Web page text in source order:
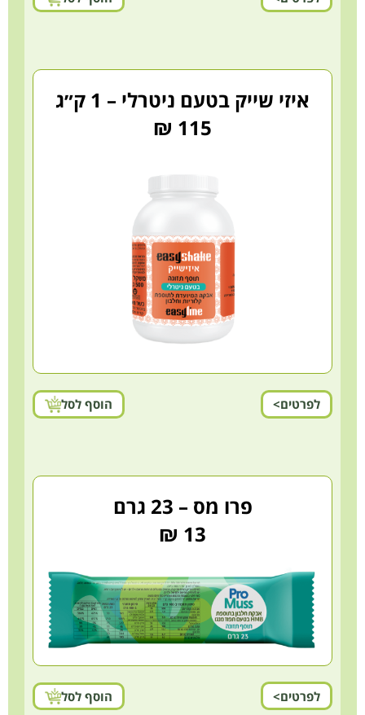
איזי שייק בטעם ניטרלי – 1 ק״ג
115 ₪
לפרטים> הוסף לסל
פרו מס – 23 גרם
13 ₪
לפרטים> הוסף לסל